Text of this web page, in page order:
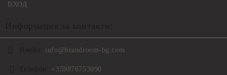
ВХОД
info@brandroom-bg.com
+359876753090